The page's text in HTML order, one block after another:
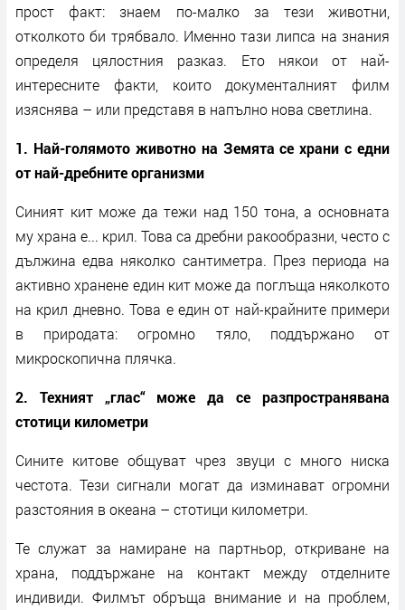
прост факт: знаем по-малко за тези животни,
отколкото би трябвало. Именно тази липса на знания
определя цялостния разказ. Ето някои от най-
интересните факти, които документалният филм
изяснява – или представя в напълно нова светлина.
1. Най-голямото животно на Земята се храни с едни
от най-дребните организми
Синият кит може да тежи над 150 тона, а основната
му храна е... крил. Това са дребни ракообразни, често с
дължина едва няколко сантиметра. През периода на
активно хранене един кит може да поглъща няколкото
на крил дневно. Това е един от най-крайните примери
в природата: огромно тяло, поддържано от
микроскопична плячка.
2. Техният „глас“ може да се разпространявана
стотици километри
Сините китове общуват чрез звуци с много ниска
честота. Тези сигнали могат да изминават огромни
разстояния в океана – стотици километри.
Те служат за намиране на партньор, откриване на
храна, поддържане на контакт между отделните
индивиди. Филмът обръща внимание и на проблем,